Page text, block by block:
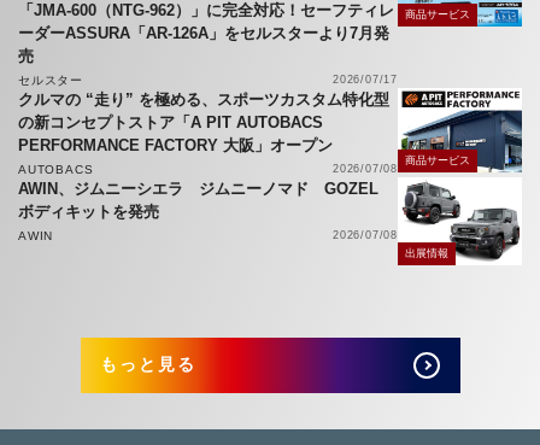
「JMA-600（NTG-962）」に完全対応！セーフティレ
ーダーASSURA「AR-126A」をセルスターより7月発
売
セルスター 2026/07/17
商品サービス
クルマの “走り” を極める、スポーツカスタム特化型
の新コンセプトストア「A PIT AUTOBACS
PERFORMANCE FACTORY 大阪」オープン
AUTOBACS 2026/07/08
商品サービス
AWIN、ジムニーシエラ ジムニーノマド GOZEL
ボディキットを発売
AWIN
2026/07/08
出展情報
もっと見る